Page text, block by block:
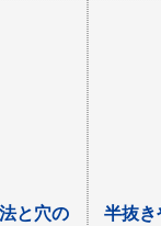
と穴の
半抜き